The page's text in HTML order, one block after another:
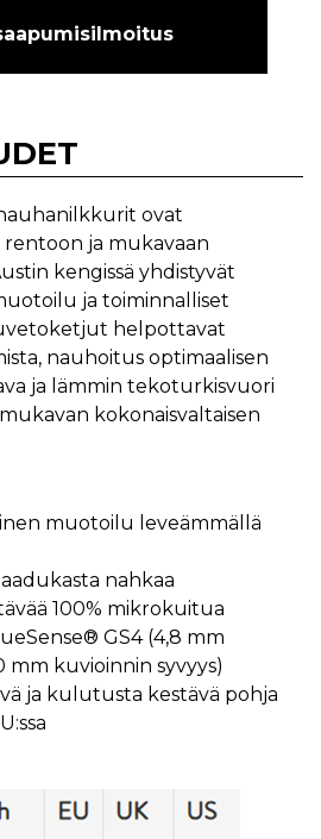
ovat
ja mukavaan
kengissä yhdistyvät
ja toiminnalliset
helpottavat
nauhoitus optimaalisen
ja lämmin tekoturkisvuori
kokonaisvaltaisen
muotoilu leveämmällä
nahkaa
100% mikrokuitua
GS4 (4,8 mm
mm kuvioinnin syvyys)
ja kulutusta kestävä pohja